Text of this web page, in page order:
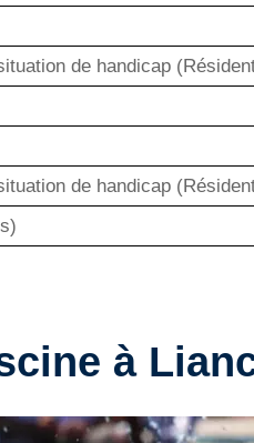
de handicap
de handicap
à